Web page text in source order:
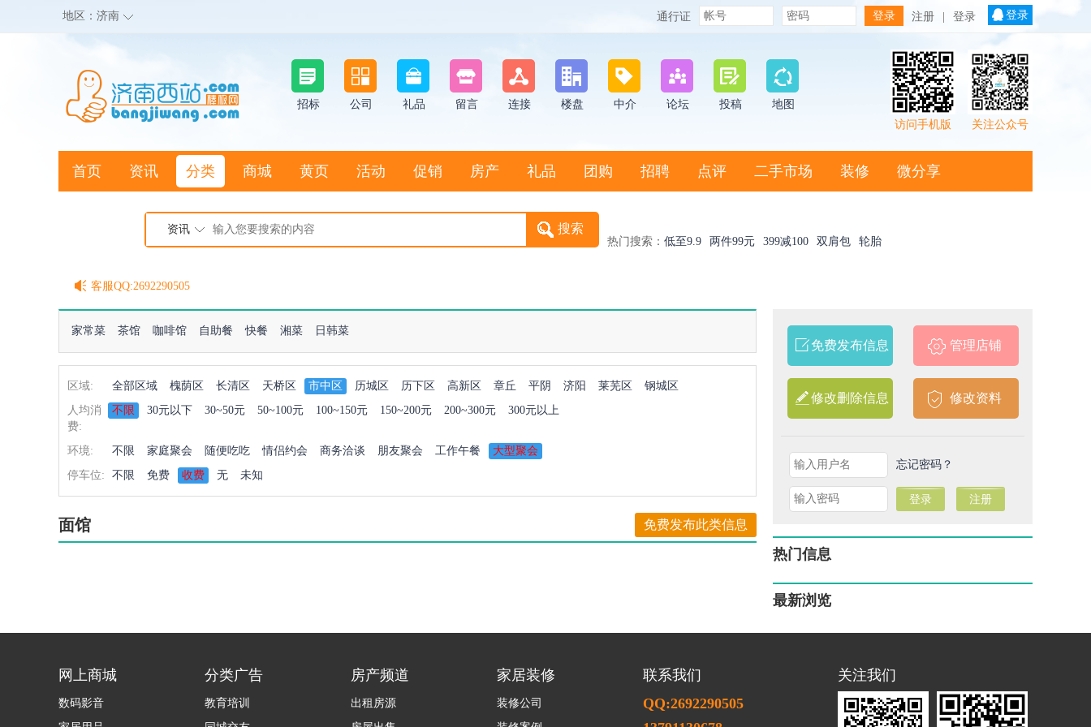
地区： 济南 通行证 注册 登录 登录
招标 公司 礼品 留言 连接 楼盘 中介 论坛 投稿
地图
关注公众号
访问手机版
首页 资讯 分类 商城 黄页 活动 促销 房产 礼品 团购 招聘 点评 二手市场 装修 微分享
资讯
热门搜索： 低至9.9 两件99元 399减100 双肩包
轮胎
客服QQ:2692290505
家常菜 茶馆 咖啡馆 自助餐 快餐 湘菜 日韩菜
区域: 全部区域 槐荫区 长清区 天桥区 市中区 历城区 历下区 高新区 章丘 平阴 济阳 莱芜区
钢城区
人均消
费:
不限 30元以下 30~50元 50~100元 100~150元 150~200元 200~300元 300元以上
环境: 不限 家庭聚会 随便吃吃 情侣约会 商务洽谈 朋友聚会 工作午餐
大型聚会
停车位:
不限 免费 收费 无 未知
面馆 免费发布此类信息
免费发布信息 管理店铺
修改删除信息 修改资料
忘记密码？
热门信息
最新浏览
网上商城
数码影音
分类广告
教育培训
房产频道
出租房源
家居装修
装修公司
联系我们
QQ:2692290505
关注我们